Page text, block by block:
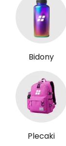
Bidony
Plecaki